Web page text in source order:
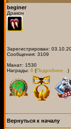
beginer
Дракон
Зарегистрирован:
Сообщения: 3109
Манат: 1530
Награды: 6 (Подробнее... )
Вернуться к началу